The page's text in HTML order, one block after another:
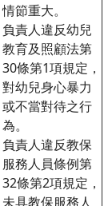
情節重大。
負責人違反幼兒
教育及照顧法第
30條第1項規定，
對幼兒身心暴力
或不當對待之行
為。
負責人違反教保
服務人員條例第
32條第2項規定，
未具教保服務人